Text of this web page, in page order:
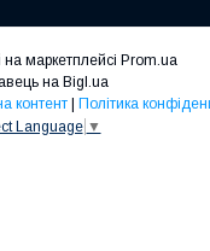
маркетплейсі Prom.ua
на Bigl.ua
контент | Політика
Language ▼